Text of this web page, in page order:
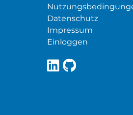
Datenschutz
Impressum
Einloggen